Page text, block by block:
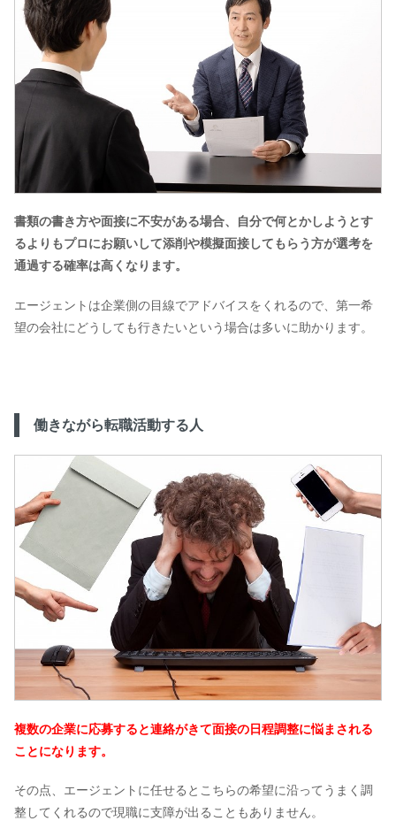
書類の書き方や面接に不安がある場合、自分で何とかしようとす
るよりもプロにお願いして添削や模擬面接してもらう方が選考を
通過する確率は高くなります。
エージェントは企業側の目線でアドバイスをくれるので、第一希
望の会社にどうしても行きたいという場合は多いに助かります。
働きながら転職活動する人
複数の企業に応募すると連絡がきて面接の日程調整に悩まされる
ことになります。
その点、エージェントに任せるとこちらの希望に沿ってうまく調
整してくれるので現職に支障が出ることもありません。